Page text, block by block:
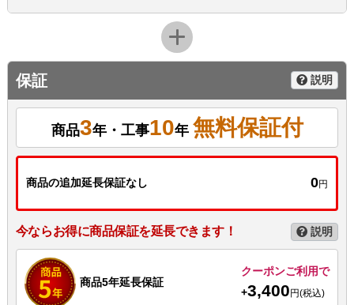
保証 説明
商品3年・工事10年 無料保証付
商品の追加延長保証なし 0円
今ならお得に商品保証を延長できます！ 説明
商品5年延長保証
クーポンご利用で
+3,400 円(税込)